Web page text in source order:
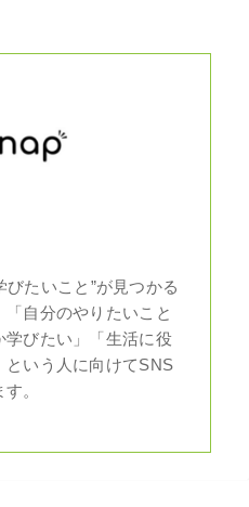
びたいこと”が見つかる
自分のやりたいこと
学びたい」「生活に役
という人に向けてSNS
。